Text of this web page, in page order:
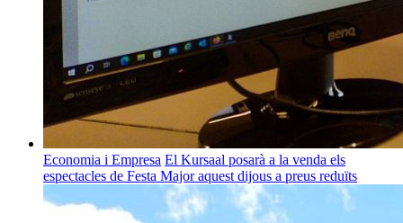
Economia i Empresa El Kursaal posarà a la venda els
espectacles de Festa Major aquest dijous a preus reduïts